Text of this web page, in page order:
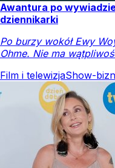
Awantura po
dziennikarki
Po burzy wokół Ewy
Ohme. Nie ma
Film i telewizjaShow-